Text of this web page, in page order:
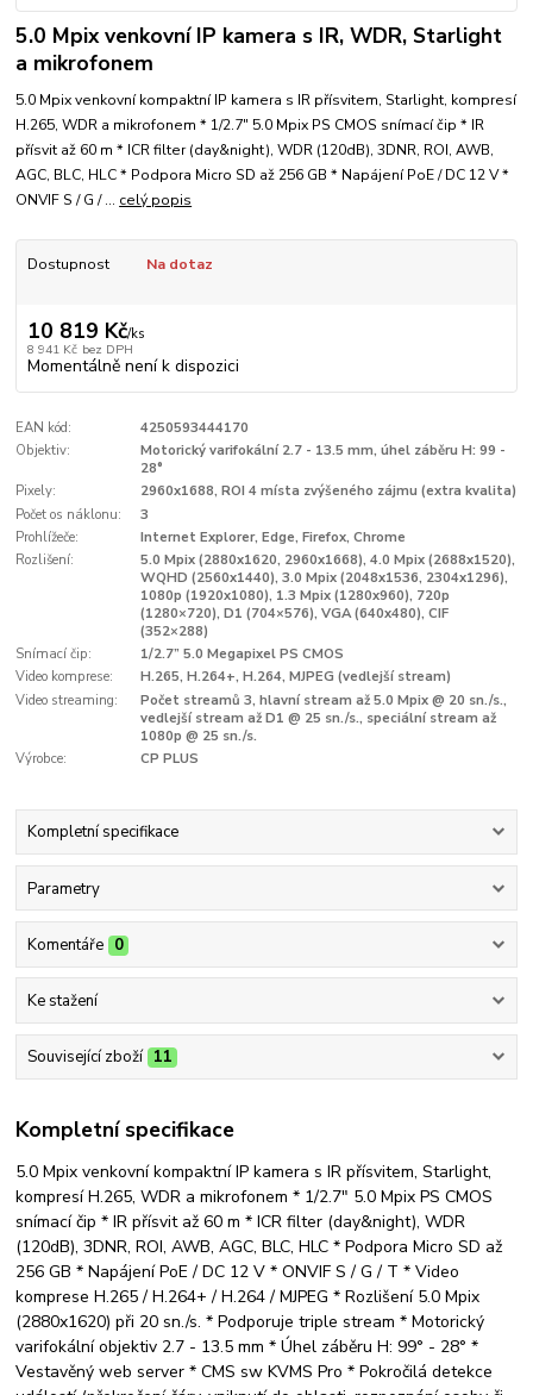
5.0 Mpix venkovní IP kamera s IR, WDR, Starlight
a mikrofonem
5.0 Mpix venkovní kompaktní IP kamera s IR přísvitem, Starlight, kompresí
H.265, WDR a mikrofonem * 1/2.7" 5.0 Mpix PS CMOS snímací čip * IR
přísvit až 60 m * ICR filter (day&night), WDR (120dB), 3DNR, ROI, AWB,
AGC, BLC, HLC * Podpora Micro SD až 256 GB * Napájení PoE / DC 12 V *
ONVIF S / G / ... celý popis
Dostupnost Na dotaz
10 819 Kč/ks
8 941 Kč bez DPH
Momentálně není k dispozici
EAN kód:
4250593444170
Objektiv:
Motorický varifokální 2.7 - 13.5 mm, úhel záběru H: 99 -
28°
Pixely:
2960x1688, ROI 4 místa zvýšeného zájmu (extra kvalita)
Počet os náklonu:
3
Prohlížeče:
Internet Explorer, Edge, Firefox, Chrome
Rozlišení:
5.0 Mpix (2880x1620, 2960x1668), 4.0 Mpix (2688x1520),
WQHD (2560x1440), 3.0 Mpix (2048x1536, 2304x1296),
1080p (1920x1080), 1.3 Mpix (1280x960), 720p
(1280×720), D1 (704×576), VGA (640x480), CIF
(352×288)
Snímací čip:
1/2.7” 5.0 Megapixel PS CMOS
Video komprese:
H.265, H.264+, H.264, MJPEG (vedlejší stream)
Video streaming:
Počet streamů 3, hlavní stream až 5.0 Mpix @ 20 sn./s.,
vedlejší stream až D1 @ 25 sn./s., speciální stream až
1080p @ 25 sn./s.
Výrobce:
CP PLUS
Kompletní specifikace
Parametry
Komentáře 0
Ke stažení
Související zboží 11
Kompletní specifikace
5.0 Mpix venkovní kompaktní IP kamera s IR přísvitem, Starlight,
kompresí H.265, WDR a mikrofonem * 1/2.7" 5.0 Mpix PS CMOS
snímací čip * IR přísvit až 60 m * ICR filter (day&night), WDR
(120dB), 3DNR, ROI, AWB, AGC, BLC, HLC * Podpora Micro SD až
256 GB * Napájení PoE / DC 12 V * ONVIF S / G / T * Video
komprese H.265 / H.264+ / H.264 / MJPEG * Rozlišení 5.0 Mpix
(2880x1620) při 20 sn./s. * Podporuje triple stream * Motorický
varifokální objektiv 2.7 - 13.5 mm * Úhel záběru H: 99° - 28° *
Vestavěný web server * CMS sw KVMS Pro * Pokročilá detekce